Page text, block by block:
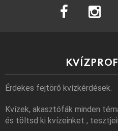
facebook
Érdekes fejtörő kvízkérdések.
Kvízek, akasztófák minden
és töltsd ki kvízeinket ,